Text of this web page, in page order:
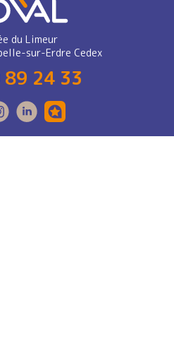
du Limeur
sur-Erdre Cedex
24 33